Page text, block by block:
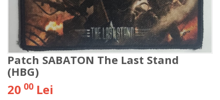
Patch SABATON The Last Stand
(HBG)
20 00 Lei